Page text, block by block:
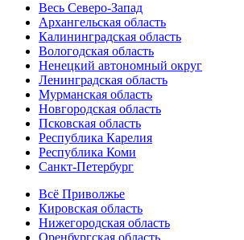
Весь Северо-Запад
Архангельская область
Калининградская область
Вологодская область
Ненецкий автономный округ
Ленинградская область
Мурманская область
Новгородская область
Псковская область
Республика Карелия
Республика Коми
Санкт-Петербург
Всё Приволжье
Кировская область
Нижегородская область
Оренбургская область